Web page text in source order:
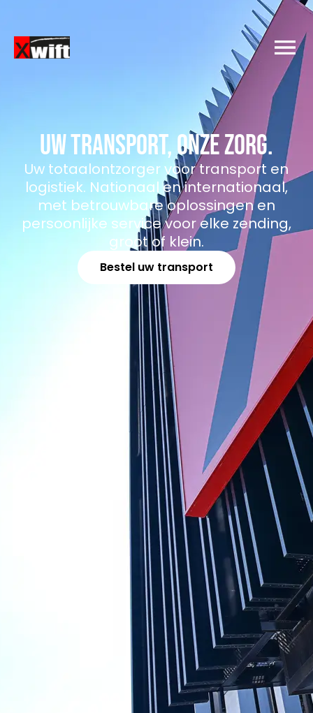
Uw transport, onze zorg.
Uw totaalontzorger voor transport en
logistiek. Nationaal en internationaal,
met betrouwbare oplossingen en
persoonlijke service voor elke zending,
groot of klein.
Bestel uw transport